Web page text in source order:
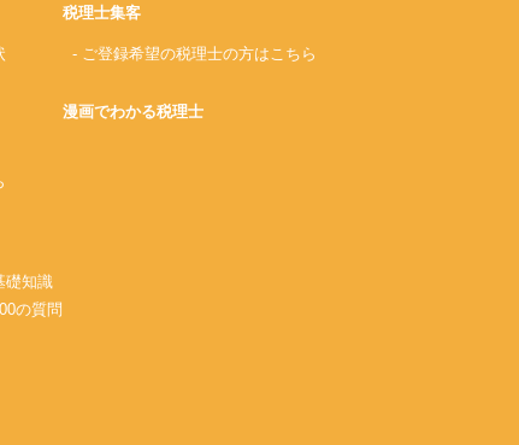
礎知識
の質問
税理士集客
- ご登録希望の税理士の方はこちら
漫画でわかる税理士